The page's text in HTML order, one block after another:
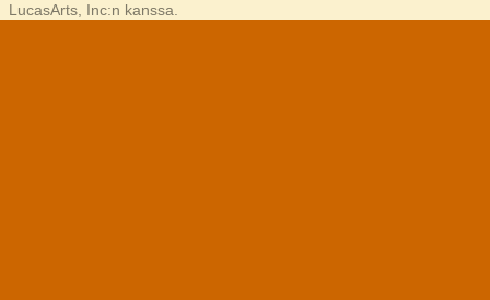
LucasArts, Inc:n kanssa.